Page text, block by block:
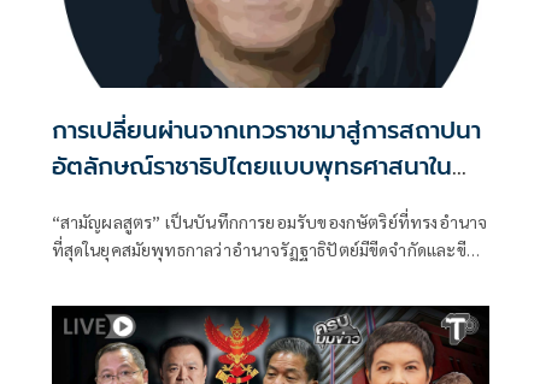
การเปลี่ยนผ่านจากเทวราชามาสู่การสถาปนา
อัตลักษณ์ราชาธิปไตยแบบพุทธศาสนาใน
พระไตรปิฏก : สามัญผลสูตรในฐานะทฤษฎี
ขีดจำกัดของอำนาจรัฐเหนือแรงงานและ
ทรัพย์สิน
“สามัญผลสูตร” เป็นบันทึกการยอมรับของกษัตริย์ที่ทรงอำนาจ
ที่สุดในยุคสมัยพุทธกาลว่าอำนาจรัฏฐาธิปัตย์มีขีดจำกัดและขีด